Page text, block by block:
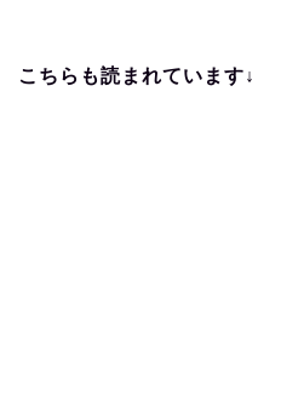
こちらも読まれています↓